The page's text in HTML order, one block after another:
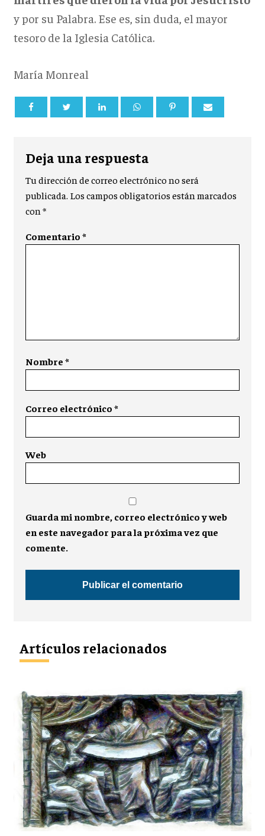
y por su Palabra. Ese es, sin duda, el mayor
tesoro de la Iglesia Católica.
María Monreal
Deja una respuesta
Tu dirección de correo electrónico no será
publicada. Los campos obligatorios están marcados
con*
Comentario*
Nombre*
Correo electrónico*
Web
Guarda mi nombre, correo electrónico y web
en este navegador para la próxima vez que
comente.
Artículos relacionados